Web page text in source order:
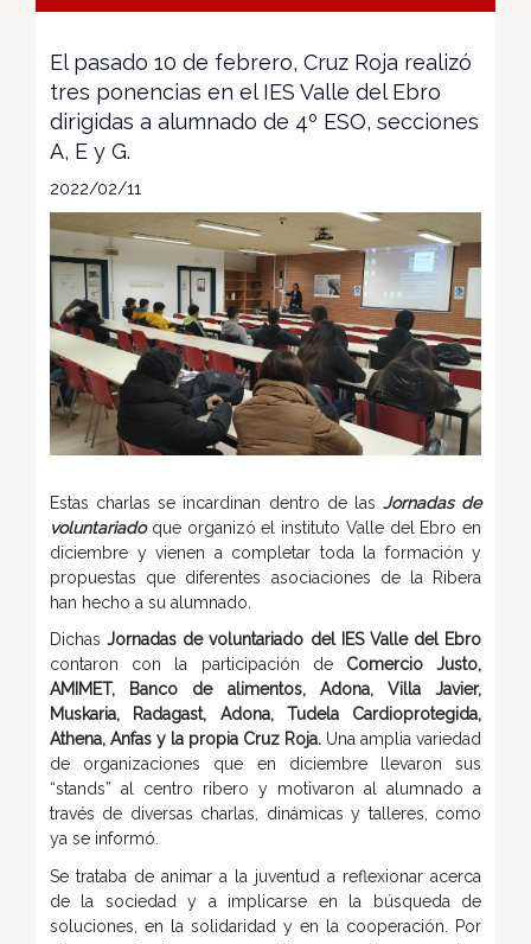
El pasado 10 de febrero, Cruz Roja realizó
tres ponencias en el IES Valle del Ebro
dirigidas a alumnado de 4º ESO, secciones
A, E y G.
2022/02/11
Estas charlas se incardinan dentro de las Jornadas de
voluntariadoque organizó el instituto Valle del Ebro en
diciembre y vienen a completar toda la formación y
propuestas que diferentes asociaciones de la Ribera
han hecho a su alumnado.
DichasJornadas de voluntariado del IES Valle del Ebro
contaron con la participación de Comercio Justo,
AMIMET, Banco de alimentos, Adona, Villa Javier,
Muskaria, Radagast, Adona, Tudela Cardioprotegida,
Athena, Anfas y la propia Cruz Roja. Una amplia variedad
de organizaciones que en diciembre llevaron sus
“stands” al centro ribero y motivaron al alumnado a
través de diversas charlas, dinámicas y talleres, como
ya se informó.
Se trataba de animar a la juventud a reflexionar acerca
de la sociedad y a implicarse en la búsqueda de
soluciones, en la solidaridad y en la cooperación. Por